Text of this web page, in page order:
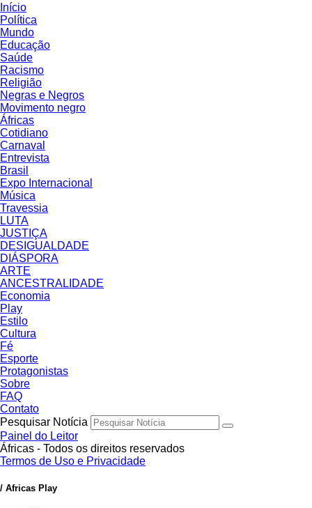
Início
Política
Mundo
Educação
Saúde
Racismo
Religião
Negras e Negros
Movimento negro
Áfricas
Cotidiano
Carnaval
Entrevista
Brasil
Expo Internacional
Música
Travessia
LUTA
JUSTIÇA
DESIGUALDADE
DIÁSPORA
ARTE
ANCESTRALIDADE
Economia
Play
Estilo
Cultura
Fé
Esporte
Protagonistas
Sobre
FAQ
Contato
Pesquisar Notícia
Painel do Leitor
Áfricas - Todos os direitos reservados
Termos de Uso e Privacidade
/ Africas Play